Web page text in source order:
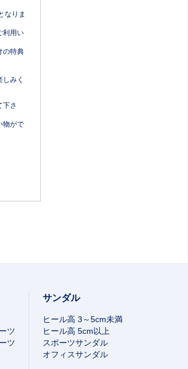
なりま
利用い
の特典
みく
下さ
物がで
ツ
ツ
サンダル
ヒール高 3～5cm未満
ヒール高 5cm以上
スポーツサンダル
オフィスサンダル